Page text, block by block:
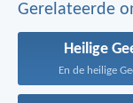
Gerelateerde
Heilige
En de heilige